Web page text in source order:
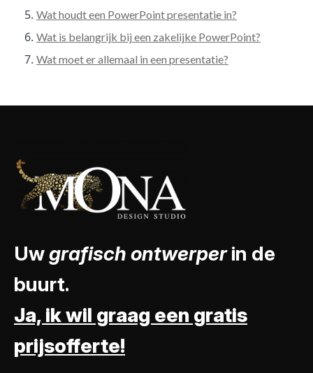
Wat houdt een PowerPoint presentatie in?
Wat is belangrijk bij een zakelijke PowerPoint?
Wat moet er allemaal in een presentatie?
Uwgrafisch ontwerperin de
buurt.
Ja, ik wil graag een gratis
prijsofferte!